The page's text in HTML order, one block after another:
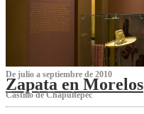
De julio a septiembre de 2010
Zapata en Morelos
Castillo de Chapultepec